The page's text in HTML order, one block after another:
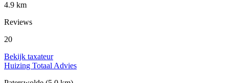
4.9 km
Reviews
20
Bekijk taxateur
Huizing Totaal Advies